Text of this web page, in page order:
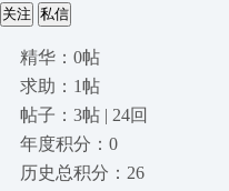
关注 私信
精华：0帖
求助：1帖
帖子：3帖 | 24回
年度积分：0
历史总积分：26